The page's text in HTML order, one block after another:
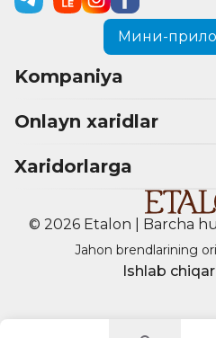
Мини-
Kompaniya
Onlayn xaridlar
Xaridorlarga
© 2026 Etalon | Barcha
Jahon brendlarining
Ishlab